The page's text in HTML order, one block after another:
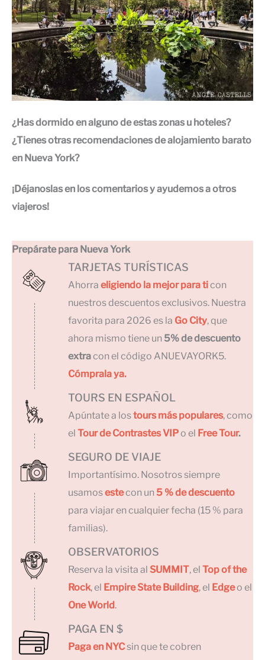
¿Has dormido en alguno de estas zonas u hoteles?
¿Tienes otras recomendaciones de alojamiento barato
en Nueva York?
¡Déjanoslas en los comentarios y ayudemos a otros
viajeros!
Prepárate para Nueva York
TARJETAS TURÍSTICAS
Ahorra eligiendo la mejor para ticon
nuestros descuentos exclusivos. Nuestra
favorita para 2026 es la Go City, que
ahora mismo tiene un 5% de descuento
extracon el código ANUEVAYORK5.
Cómprala ya.
TOURS EN ESPAÑOL
Apúntate a lostours más populares, como
el Tour de Contrastes VIPo el Free Tour.
SEGURO DE VIAJE
Importantísimo. Nosotros siempre
usamosestecon un 5 % de descuento
para viajar en cualquier fecha (15 % para
familias).
OBSERVATORIOS
Reserva la visita al SUMMIT, el Top of the
Rock, el Empire State Building, el Edgeo el
One World.
PAGA EN $
Paga en NYCsin que te cobren